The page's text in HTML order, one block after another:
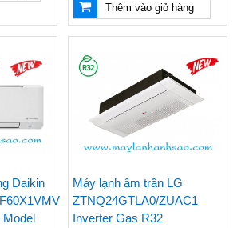
Thêm vào giỏ hàng
Daikin
Model
Máy lạnh âm trần LG
ZTNQ24GTLA0/ZUAC1
Inverter Gas R32